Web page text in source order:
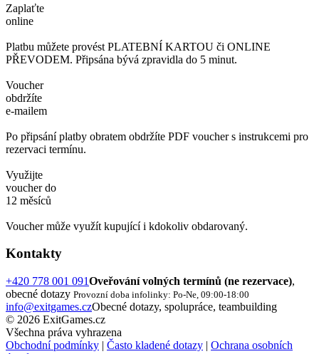
Zaplaťte
online
Platbu můžete provést PLATEBNÍ KARTOU či ONLINE
PŘEVODEM. Připsána bývá zpravidla do 5 minut.
Voucher
obdržíte
e-mailem
Po připsání platby obratem obdržíte PDF voucher s instrukcemi pro
rezervaci termínu.
Využijte
voucher do
12 měsíců
Voucher může využít kupující i kdokoliv obdarovaný.
Kontakty
+420 778 001 091Oveřování volných termínů (ne rezervace),
obecné dotazy Provozní doba infolinky: Po-Ne, 09:00-18:00
info@exitgames.czObecné dotazy, spolupráce, teambuilding
© 2026 ExitGames.cz
Všechna práva vyhrazena
Obchodní podmínky | Často kladené dotazy | Ochrana osobních